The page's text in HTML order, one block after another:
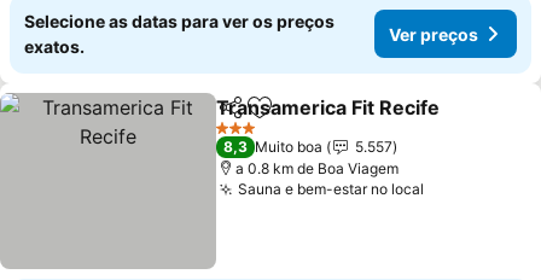
Selecione as datas para ver os preços
exatos.
Ver preços
PartilharAdicionar aos favoritos
Transamerica Fit Recife
3 Estrelas
8,3 Muito boa
5.557
a 0.8 km de Boa Viagem
Sauna e bem-estar no local